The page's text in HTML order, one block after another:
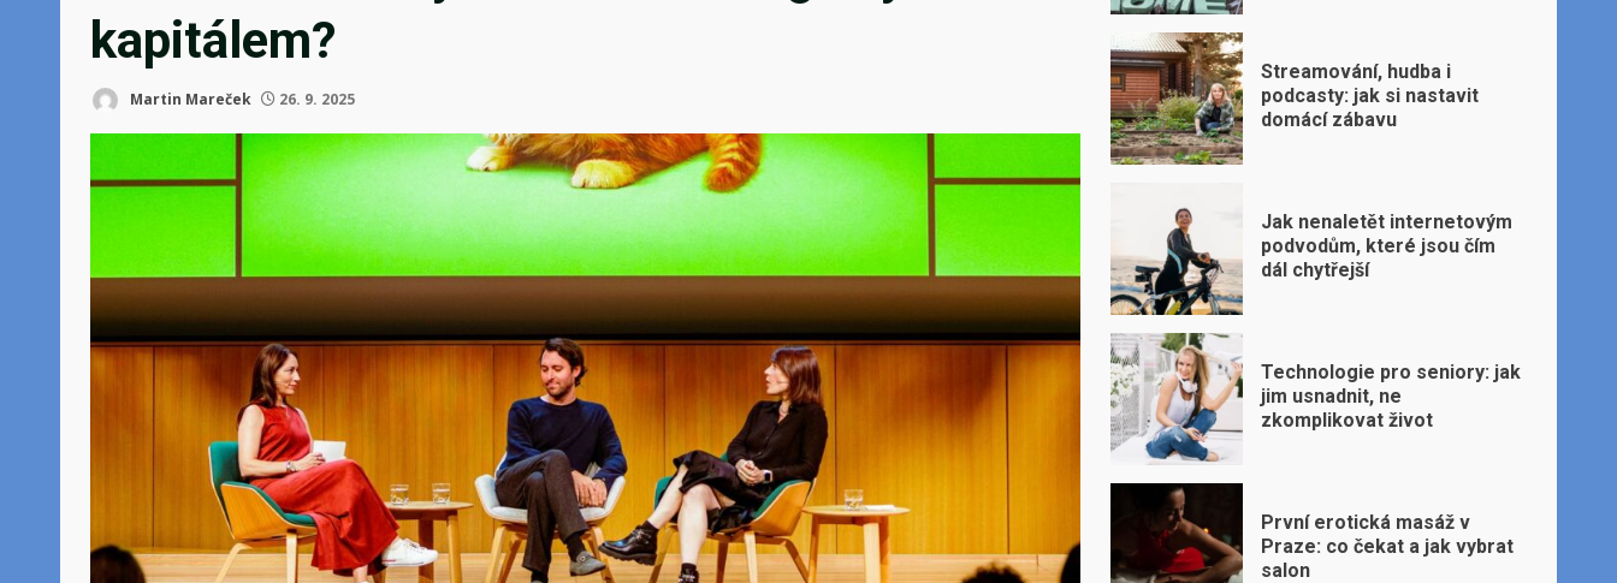
kapitálem?
Martin Mareček 26. 9. 2025
Streamování, hudba i
podcasty: jak si nastavit
domácí zábavu
Jak nenaletět internetovým
podvodům, které jsou čím
dál chytřejší
Technologie pro seniory: jak
jim usnadnit, ne
zkomplikovat život
První erotická masáž v
Praze: co čekat a jak vybrat
salon